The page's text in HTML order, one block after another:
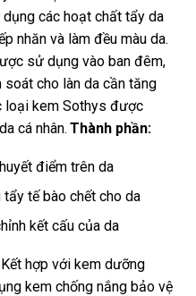
các hoạt chất tẩy da
nhăn và làm đều màu da.
sử dụng vào ban đêm,
cho làn da cần tăng
loại kem Sothys được
cá nhân. Thành phần:
điểm trên da
tế bào chết cho da
kết cấu của da
Kết hợp với kem dưỡng
kem chống nắng bảo vệ